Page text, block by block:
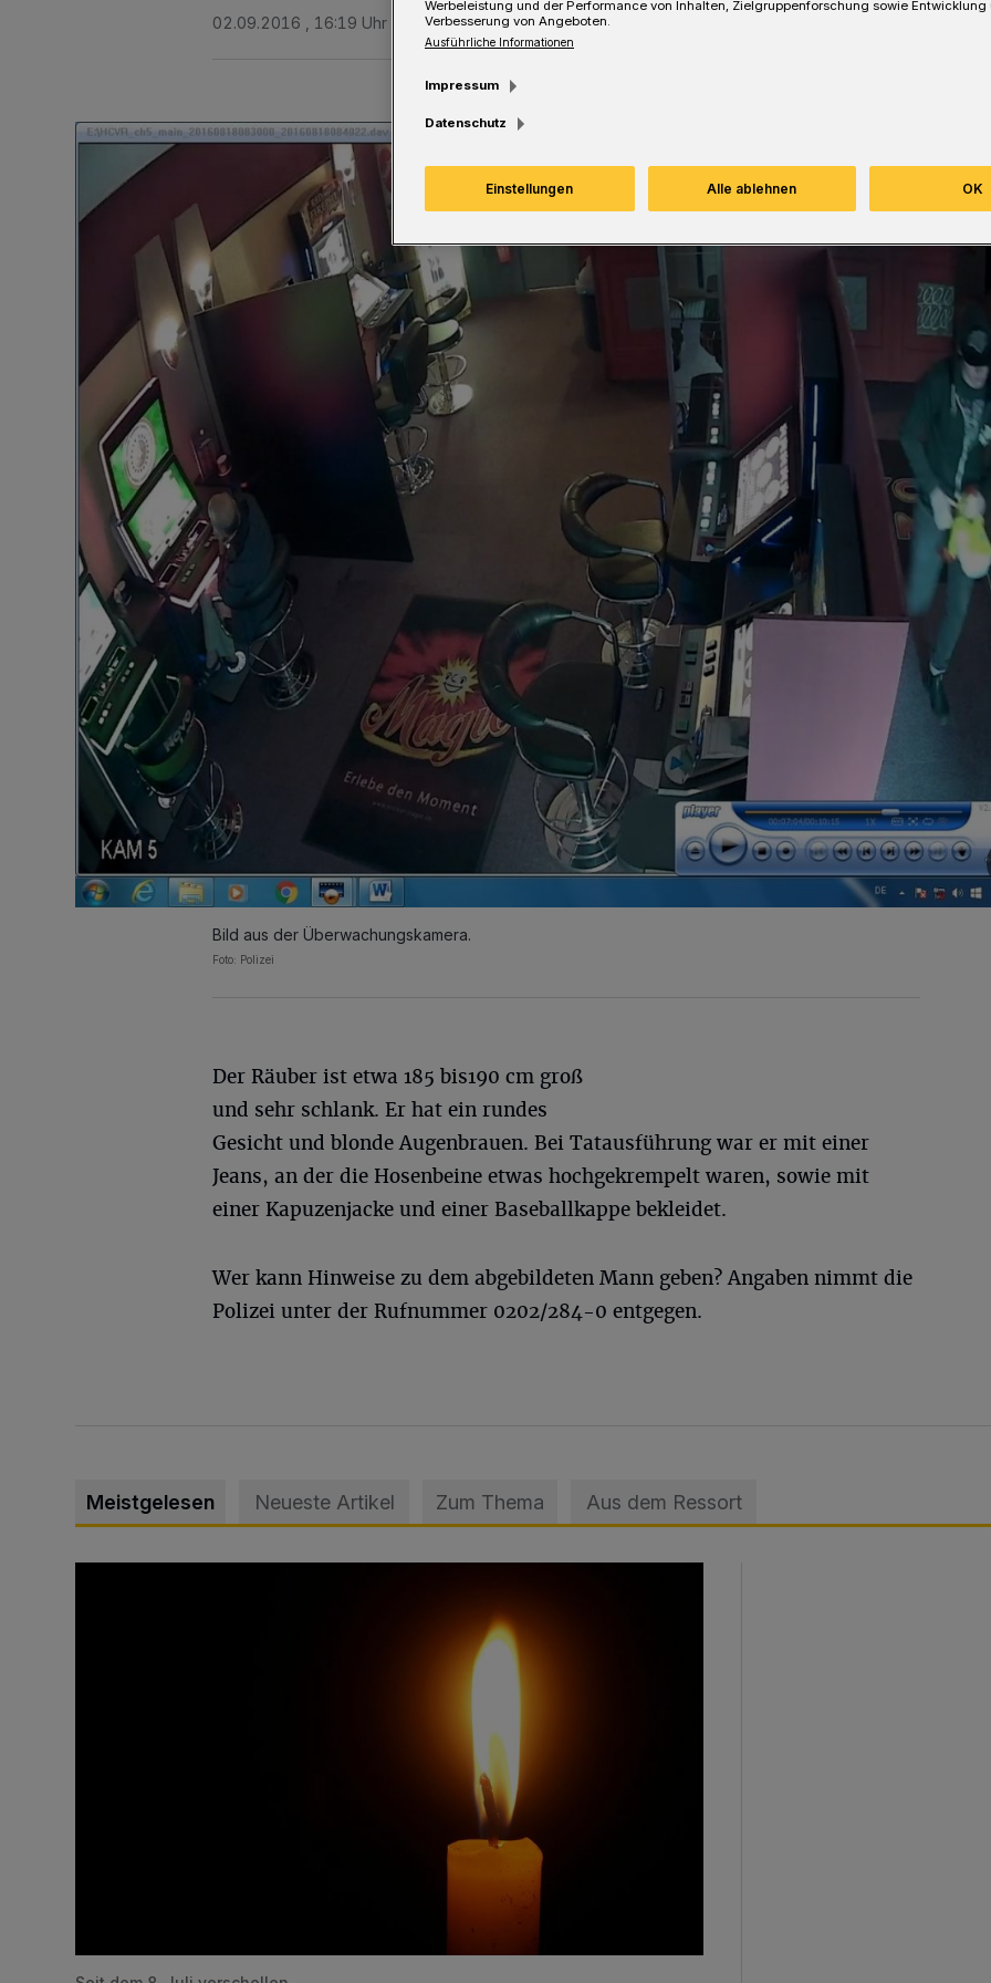
02.09.2016 , 16:19 Uhr Eine Minute Lesezeit
Bild aus der Überwachungskamera.
Foto: Polizei
Der Räuber ist etwa 185 bis190 cm groß
und sehr schlank. Er hat ein rundes
Gesicht und blonde Augenbrauen. Bei Tatausführung war er mit einer
Jeans, an der die Hosenbeine etwas hochgekrempelt waren, sowie mit
einer Kapuzenjacke und einer Baseballkappe bekleidet.
Wer kann Hinweise zu dem abgebildeten Mann geben? Angaben nimmt die
Polizei unter der Rufnummer 0202/284-0 entgegen.
Meistgelesen Neueste Artikel Zum Thema Aus dem Ressort
Werbeleistung und der Performance von Inhalten, Zielgruppenforschung sowie Entwicklung
Verbesserung von Angeboten.
Ausführliche Informationen
Impressum
Datenschutz
Einstellungen Alle ablehnen OK